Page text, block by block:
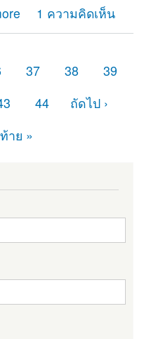
สดงเนื้อหา Content ต้อง
แก้ยังไงครับ
1 ความคิดเห็น
37 38
39
44
ถัดไป ›
าย »